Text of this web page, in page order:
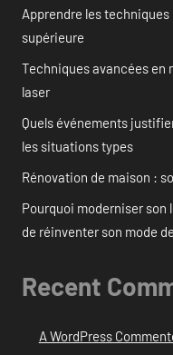
Apprendre les
supérieure
Techniques avancées en
laser
Quels événements
les situations types
Rénovation de maison :
Pourquoi moderniser
de réinventer son mode
Recent
A WordPress